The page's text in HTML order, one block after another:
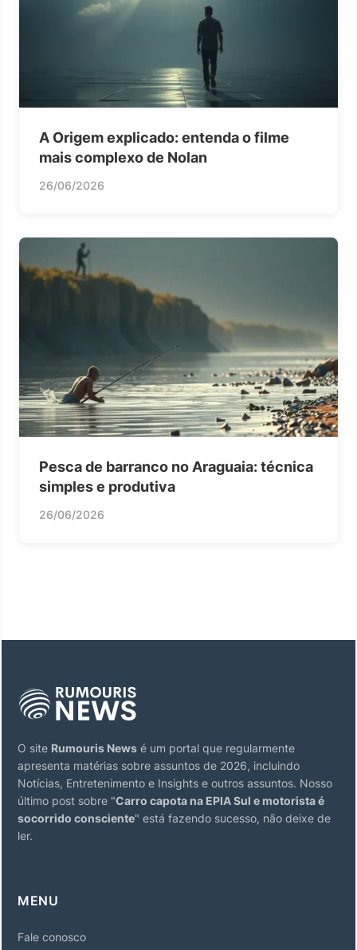
A Origem explicado: entenda o filme
mais complexo de Nolan
26/06/2026
Pesca de barranco no Araguaia: técnica
simples e produtiva
26/06/2026
O site Rumouris News é um portal que regularmente
apresenta matérias sobre assuntos de 2026, incluindo
Notícias, Entretenimento e Insights e outros assuntos. Nosso
último post sobre "Carro capota na EPIA Sul e motorista é
socorrido consciente" está fazendo sucesso, não deixe de
ler.
MENU
Fale conosco